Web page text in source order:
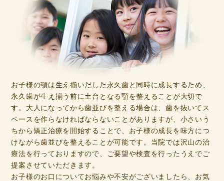
お子様の顎は生え揃いだした永久歯と同時に成長するため、
永久歯が生え揃う前に土台となる顎を整えることが大切で
す。大人になってから歯並びを整える場合は、歯を抜いてス
ペースを作らなければならないことがありますが、小さいう
ちから矯正治療を開始することで、お子様の成長を味方につ
けながら歯並びを整えることが可能です。当院では沢山の治
療法を行っておりますので、ご要望や検査を行ったうえでご
提案させていただきます。
お子様のお口についてお悩みや不安がございましたら、お気